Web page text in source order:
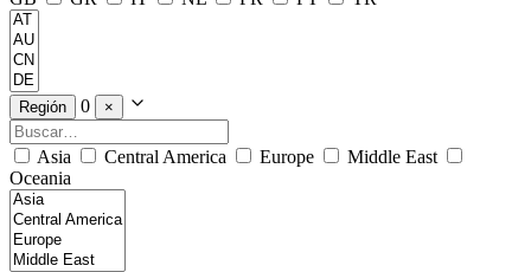
Región 0 ×
Asia Central America Europe
Middle East
Oceania